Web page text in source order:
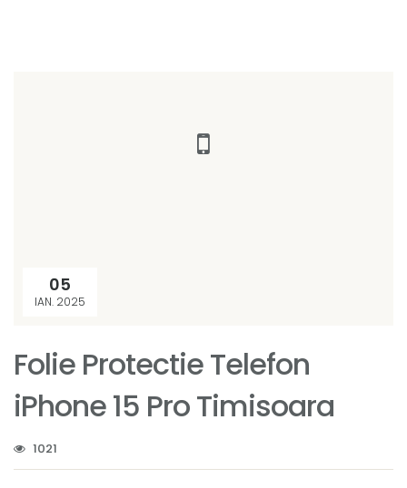
05
IAN. 2025
Folie Protectie Telefon
iPhone 15 Pro Timisoara
1021